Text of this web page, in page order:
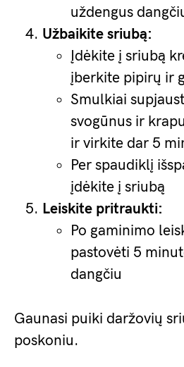
uždengus
Užbaikite sriubą:
Įdėkite į sriubą
įberkite pipirų ir
Smulkiai
svogūnus ir
ir virkite dar 5
Per spaudiklį
įdėkite į sriubą
Leiskite pritraukti:
Po gaminimo
pastovėti 5
dangčiu
Gaunasi puiki daržovių
poskoniu.